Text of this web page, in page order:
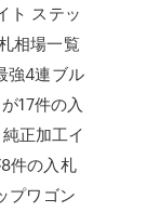
ト ステッ
相場一覧
強4連ブル
17件の入
正加工イ
件の入札
プワゴン